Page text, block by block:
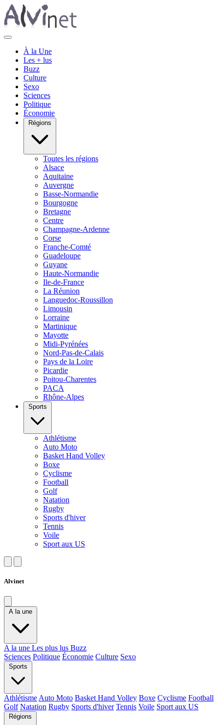
À la Une
Les + lus
Buzz
Culture
Sexo
Sciences
Politique
Économie
Régions
Toutes les régions
Alsace
Aquitaine
Auvergne
Basse-Normandie
Bourgogne
Bretagne
Centre
Champagne-Ardenne
Corse
Franche-Comté
Guadeloupe
Guyane
Haute-Normandie
Ile-de-France
La Réunion
Languedoc-Roussillon
Limousin
Lorraine
Martinique
Mayotte
Midi-Pyrénées
Nord-Pas-de-Calais
Pays de la Loire
Picardie
Poitou-Charentes
PACA
Rhône-Alpes
Sports
Athlétisme
Auto Moto
Basket Hand Volley
Boxe
Cyclisme
Football
Golf
Natation
Rugby
Sports d'hiver
Tennis
Voile
Sport aux US
Alvinet
A la une
A la une Les plus lus Buzz
Sciences Politique Économie Culture Sexo
Sports
Athlétisme Auto Moto Basket Hand Volley Boxe Cyclisme Football
Golf Natation Rugby Sports d'hiver Tennis Voile Sport aux US
Régions